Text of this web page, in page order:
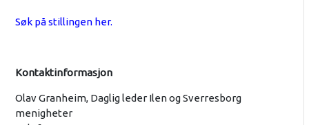
Søk på stillingen her.
Kontaktinformasjon
Olav Granheim, Daglig leder Ilen og Sverresborg
menigheter